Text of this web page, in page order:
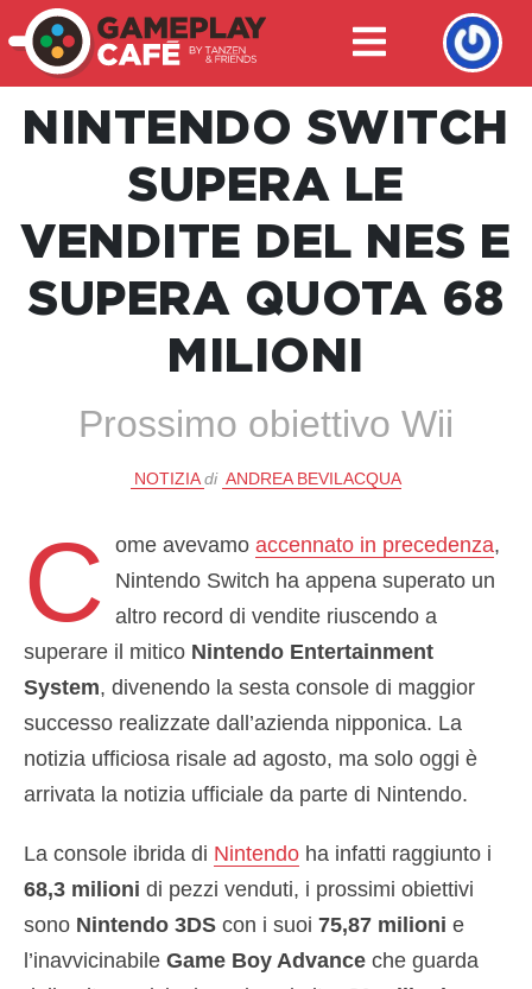
NINTENDO SWITCH
SUPERA LE
VENDITE DEL NES E
SUPERA QUOTA 68
MILIONI
Prossimo obiettivo Wii
NOTIZIA di ANDREA BEVILACQUA
C ome avevamoaccennato in precedenza,
Nintendo Switch ha appena superato un
altro record di vendite riuscendo a
superare il mitico Nintendo Entertainment
System, divenendo la sesta console di maggior
successo realizzate dall’azienda nipponica. La
notizia ufficiosa risale ad agosto, ma solo oggi è
arrivata la notizia ufficiale da parte di Nintendo.
La console ibrida di Nintendo ha infatti raggiunto i
68,3 milioni di pezzi venduti, i prossimi obiettivi
sono Nintendo 3DS con i suoi 75,87 milioni e
l’inavvicinabile Game Boy Advance che guarda